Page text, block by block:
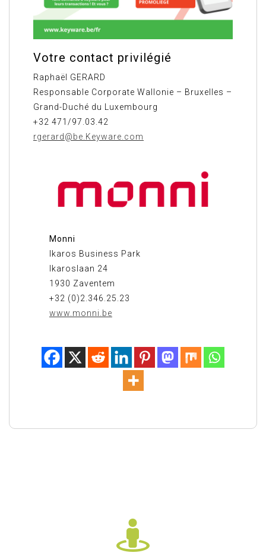
Votre contact privilégié
Raphaël GERARD
Responsable Corporate Wallonie – Bruxelles –
Grand-Duché du Luxembourg
+32 471/97.03.42
rgerard@be.Keyware.com
Monni
Ikaros Business Park
Ikaroslaan 24
1930 Zaventem
+32 (0)2.346.25.23
www.monni.be